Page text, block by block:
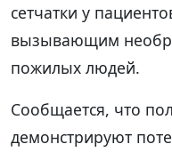
сетчатки у
вызывающим
пожилых людей.
Сообщается, что
демонстрируют